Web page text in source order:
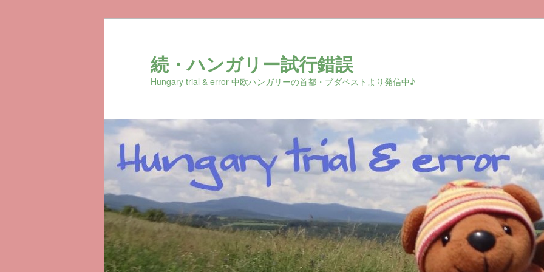
続・ハンガリー試行錯誤
Hungary trial & error 中欧ハンガリーの首都・ブダペストより発信中♪